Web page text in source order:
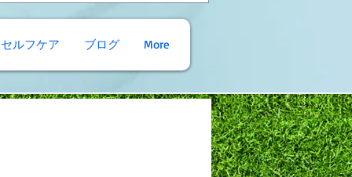
ルフケア ブログ More